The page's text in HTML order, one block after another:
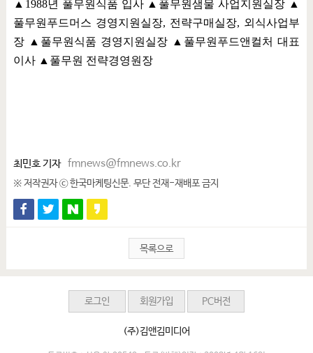
▲ 1988년 풀무원식품 입사 ▲ 풀무원샘물 사업지원실장 ▲
풀무원푸드머스 경영지원실장, 전략구매실장, 외식사업부
장 ▲ 풀무원식품 경영지원실장 ▲ 풀무원푸드앤컬처 대표
이사 ▲ 풀무원 전략경영원장
최민호 기자 fmnews@fmnews.co.kr
※ 저작권자 ⓒ 한국마케팅신문. 무단 전재-재배포 금지
목록으로
로그인 회원가입 PC버전
(주)김앤김미디어